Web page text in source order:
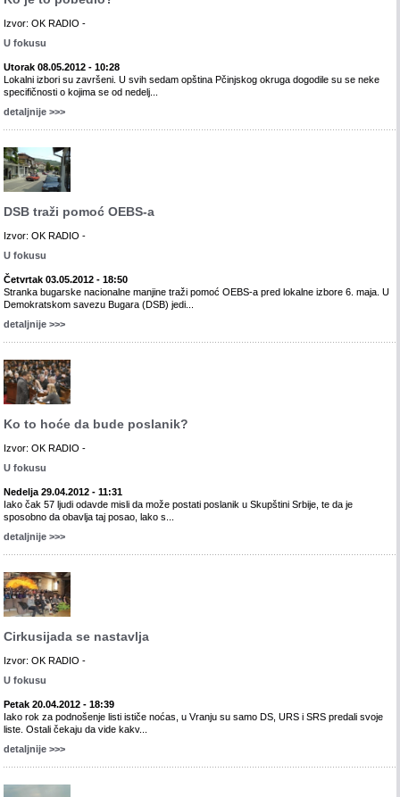
Izvor: OK RADIO -
U fokusu
Utorak 08.05.2012 - 10:28
Lokalni izbori su završeni. U svih sedam opština Pčinjskog okruga dogodile su se neke
specifičnosti o kojima se od nedelj...
detaljnije >>>
DSB traži pomoć OEBS-a
Izvor: OK RADIO -
U fokusu
Četvrtak 03.05.2012 - 18:50
Stranka bugarske nacionalne manjine traži pomoć OEBS-a pred lokalne izbore 6. maja. U
Demokratskom savezu Bugara (DSB) jedi...
detaljnije >>>
Ko to hoće da bude poslanik?
Izvor: OK RADIO -
U fokusu
Nedelja 29.04.2012 - 11:31
Iako čak 57 ljudi odavde misli da može postati poslanik u Skupštini Srbije, te da je
sposobno da obavlja taj posao, lako s...
detaljnije >>>
Cirkusijada se nastavlja
Izvor: OK RADIO -
U fokusu
Petak 20.04.2012 - 18:39
Iako rok za podnošenje listi ističe noćas, u Vranju su samo DS, URS i SRS predali svoje
liste. Ostali čekaju da vide kakv...
detaljnije >>>